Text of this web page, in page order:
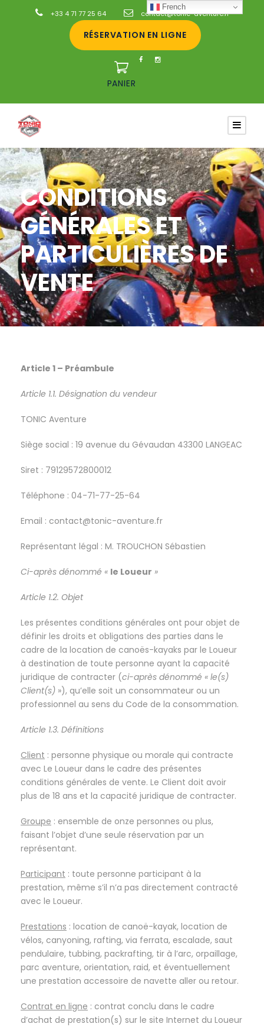
+33 4 71 77 25 64 contact@tonic-aventure.fr
RÉSERVATION EN LIGNE
PANIER
CONDITIONS
GÉNÉRALES ET
PARTICULIÈRES DE
VENTE
Article 1 – Préambule
Article 1.1. Désignation du vendeur
TONIC Aventure
Siège social : 19 avenue du Gévaudan 43300 LANGEAC
Siret : 79129572800012
Téléphone : 04-71-77-25-64
Email : contact@tonic-aventure.fr
Représentant légal : M. TROUCHON Sébastien
Ci-après dénommé « le Loueur »
Article 1.2. Objet
Les présentes conditions générales ont pour objet de
définir les droits et obligations des parties dans le
cadre de la location de canoës-kayaks par le Loueur
à destination de toute personne ayant la capacité
juridique de contracter (ci-après dénommé « le(s)
Client(s) »), qu’elle soit un consommateur ou un
professionnel au sens du Code de la consommation.
Article 1.3. Définitions
Client : personne physique ou morale qui contracte
avec Le Loueur dans le cadre des présentes
conditions générales de vente. Le Client doit avoir
plus de 18 ans et la capacité juridique de contracter.
Groupe : ensemble de onze personnes ou plus,
faisant l’objet d’une seule réservation par un
représentant.
Participant : toute personne participant à la
prestation, même s’il n’a pas directement contracté
avec le Loueur.
Prestations : location de canoë-kayak, location de
vélos, canyoning, rafting, via ferrata, escalade, saut
pendulaire, tubbing, packrafting, tir à l’arc, orpaillage,
parc aventure, orientation, raid, et éventuellement
une prestation accessoire de navette aller ou retour.
Contrat en ligne : contrat conclu dans le cadre
d’achat de prestation(s) sur le site Internet du Loueur
French